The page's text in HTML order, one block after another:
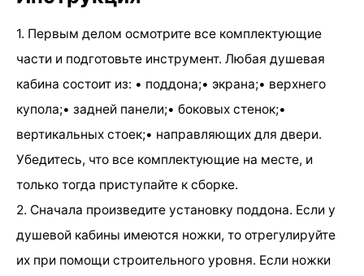
1. Первым делом осмотрите все комплектующие
части и подготовьте инструмент. Любая душевая
кабина состоит из: • поддона;• экрана;• верхнего
купола;• задней панели;• боковых стенок;•
вертикальных стоек;• направляющих для двери.
Убедитесь, что все комплектующие на месте, и
только тогда приступайте к сборке.
2. Сначала произведите установку поддона. Если у
душевой кабины имеются ножки, то отрегулируйте
их при помощи строительного уровня. Если ножки